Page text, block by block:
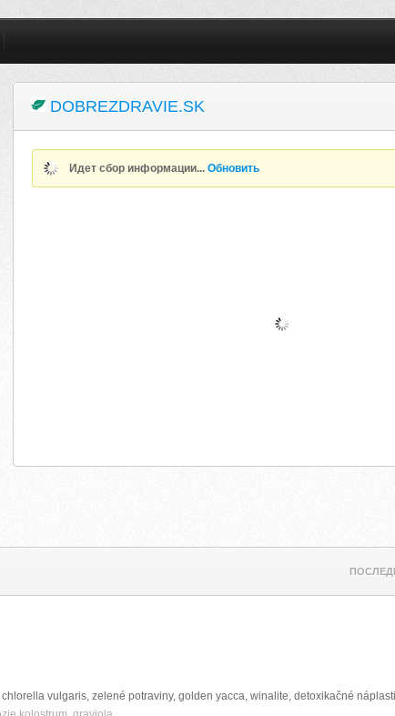
DOBREZDRAVIE.SK
Идет сбор информации...Обновить
vulgaris, zelené potraviny, golden yacca, winalite, detoxikačné